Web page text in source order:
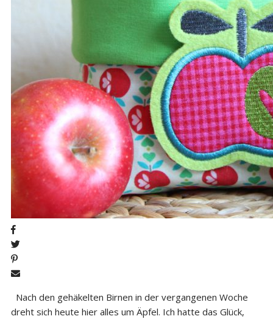
Nach den gehäkelten Birnen in der vergangenen Woche
dreht sich heute hier alles um Äpfel. Ich hatte das Glück,